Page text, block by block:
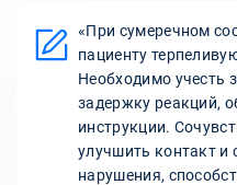
«При сумеречном
пациенту
Необходимо учесть
задержку реакций,
инструкции.
улучшить контакт и
нарушения,